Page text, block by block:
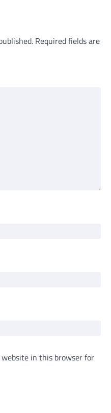
Required fields are
in this browser for